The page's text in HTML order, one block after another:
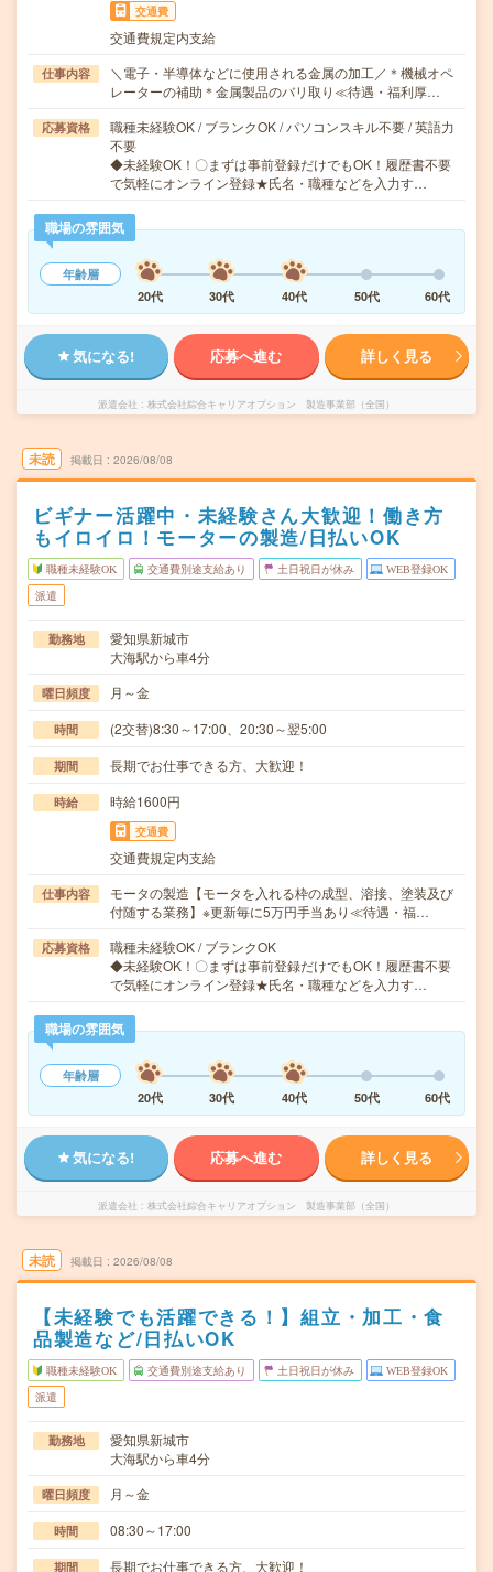
交通費
交通費規定内支給
仕事内容
＼電子・半導体などに使用される金属の加工／＊機械オペ
レーターの補助＊金属製品のバリ取り≪待遇・福利厚…
応募資格
職種未経験OK / ブランクOK / パソコンスキル不要 / 英語力
不要
◆未経験OK！〇まずは事前登録だけでもOK！履歴書不要
で気軽にオンライン登録★氏名・職種などを入力す…
職場の雰囲気
年齢層
20代
30代 40代 50代 60代
気になる! 応募へ進む 詳しく見る
派遣会社 株式会社綜合キャリアオプション 製造事業部（全国）
未読 掲載日 2026/08/08
ビギナー活躍中・未経験さん大歓迎！働き方
もイロイロ！モーターの製造/日払いOK
職種未経験OK 交通費別途支給あり 土日祝日が休み WEB登録OK
派遣
勤務地
愛知県新城市
大海駅から車4分
曜日頻度 月～金
時間 (2交替)8:30～17:00、20:30～翌5:00
期間 長期でお仕事できる方、大歓迎！
時給 時給1600円
交通費
交通費規定内支給
仕事内容
モータの製造【モータを入れる枠の成型、溶接、塗装及び
付随する業務】※更新毎に5万円手当あり≪待遇・福…
応募資格
職種未経験OK / ブランクOK
◆未経験OK！〇まずは事前登録だけでもOK！履歴書不要
で気軽にオンライン登録★氏名・職種などを入力す…
職場の雰囲気
年齢層
20代
30代 40代 50代 60代
気になる! 応募へ進む 詳しく見る
派遣会社 株式会社綜合キャリアオプション 製造事業部（全国）
未読 掲載日 2026/08/08
【未経験でも活躍できる！】組立・加工・食
品製造など/日払いOK
職種未経験OK 交通費別途支給あり 土日祝日が休み WEB登録OK
派遣
勤務地
愛知県新城市
大海駅から車4分
曜日頻度 月～金
時間 08:30～17:00
期間 長期でお仕事できる方、大歓迎！